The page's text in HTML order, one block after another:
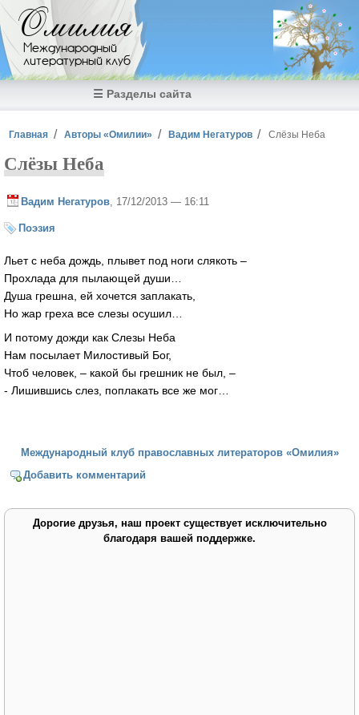
Перейти к основному содержанию
Омилия
Международный
литературный клуб
☰ Разделы сайта
Вы здесь
Главная Авторы «Омилии» Вадим Негатуров Слёзы Неба
Слёзы Неба
Вадим Негатуров , 17/12/2013 — 16:11
Поэзия
Льет с неба дождь, плывет под ноги слякоть –
Прохлада для пылающей души…
Душа грешна, ей хочется заплакать,
Но жар греха все слезы осушил…
И потому дожди как Слезы Неба
Нам посылает Милостивый Бог,
Чтоб человек, – какой бы грешник не был, –
- Лишившись слез, поплакать все же мог…
Международный клуб православных литераторов «Омилия»
Добавить комментарий
Дорогие друзья, наш проект существует исключительно
благодаря вашей поддержке.